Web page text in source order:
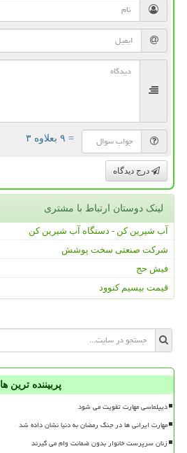
= ۹ بعلاوه ۳
درج دیدگاه
لینک دوستان ارتباط با مشتری
آب شیرین کن - دستگاه آب شیرین کن
شرکت صنعتی سخت پوشش
فیش حج
قیمت بیسیم کنوود
پربیننده ترین ها
دیپلماسی مهارت تقویت می شود
مهارت ایرانی ها در جنگ رمضان به دنیا نشان داده شد
زنان سرپرست خانوار بدون ضمانت وام می گیرند